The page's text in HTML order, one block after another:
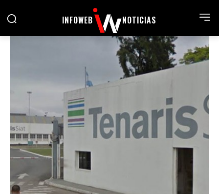
INFOWEB NOTICIAS